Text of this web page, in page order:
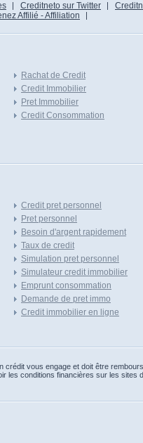
Creditneto sur Twitter
Affilié - Affiliation
Rachat de Credit
Credit Immobilier
Pret Immobilier
Credit Consommation
Credit pret personnel
Pret personnel
Besoin d'argent rapidement
Taux de credit
Simulation pret personnel
Simulateur credit immobilier
Emprunt consommation
Demande de pret immo
Credit immobilier en ligne
crédit vous engage et doit être
les conditions financières sur les sites